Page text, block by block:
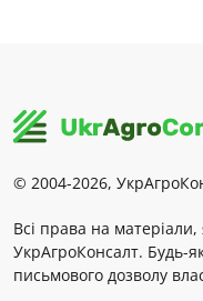
© 2004-2026,
Всі права на
УкрАгроКонсалт. Будь-
письмового дозволу